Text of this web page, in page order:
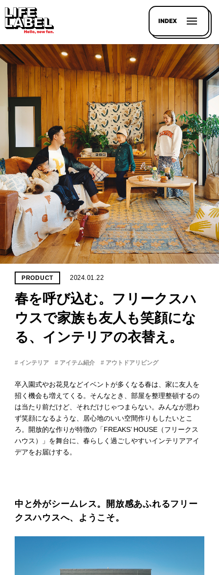
INDEX
記事を
探す
LL
HOUSE
LINE-
UP
PROJECT
WHAT’S
LIFE
LABEL
ライフレー
つ いて
会社概
要
企業の
方へ
お問い
合わせ
PRODUCT 2024.01.22
春を呼び込む。フリークスハ
ウスで家族も友人も笑顔にな
る、インテリアの衣替え。
# インテリア # アイテム紹介 # アウトドアリビング
卒入園式やお花見などイベントが多くなる春は、家に友人を
招く機会も増えてくる。そんなとき、部屋を整理整頓するの
は当たり前だけど、それだけじゃつまらない。みんなが思わ
ず笑顔になるような、居心地のいい空間作りもしたいとこ
ろ。開放的な作りが特徴の「FREAKS’ HOUSE（フリークス
ハウス）」を舞台に、春らしく過ごしやすいインテリアアイ
デアをお届けする。
中と外がシームレス。開放感あふれるフリー
クスハウスへ、ようこそ。